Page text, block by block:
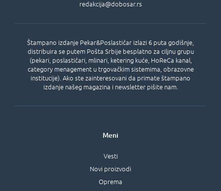
Štampano izdanje Pekar&Poslastičar izlazi 6 puta godišnje,
distribuira se putem Pošta Srbije besplatno za ciljnu grupu
(pekari, poslastičari, mlinari, ketering kuće, HoReCa kanal,
category menagement u trgovačkim sistemima, obrazovne
institucije). Ako ste zainteresovani da primate štampano
izdanje našeg magazina i newsletter pišite nam.
redakcija@dobosar.rs
Meni
Vesti
Novi proizvodi
Oprema